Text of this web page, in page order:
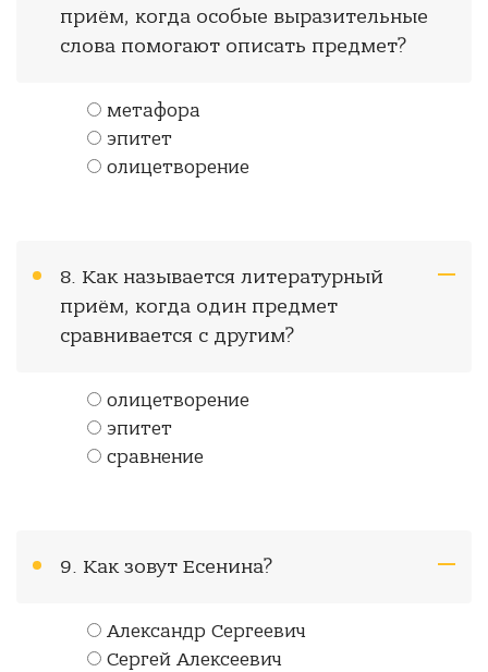
приём, когда особые выразительные
слова помогают описать предмет?
метафора
эпитет
олицетворение
8. Как называется литературный
приём, когда один предмет
сравнивается с другим?
олицетворение
эпитет
сравнение
9. Как зовут Есенина?
Александр Сергеевич
Сергей Алексеевич